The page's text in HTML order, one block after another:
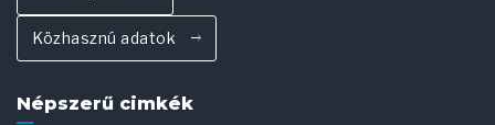
Közhasznú adatok
Népszerű cimkék